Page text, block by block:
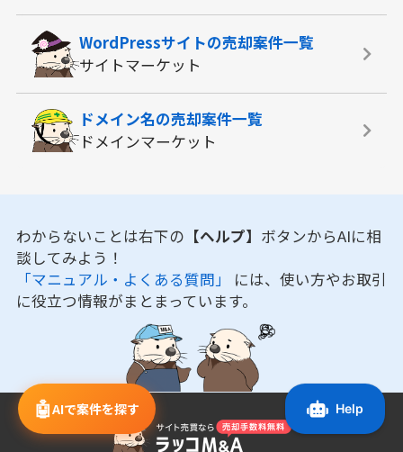
🤖AIで案件を探す
WordPressサイトの売却案件一覧
サイトマーケット
ドメイン名の売却案件一覧
ドメインマーケット
わからないことは右下の 【ヘルプ】 ボタンからAIに相
談してみよう！
「マニュアル・よくある質問」 には、使い方やお取引
に役立つ情報がまとまっています。